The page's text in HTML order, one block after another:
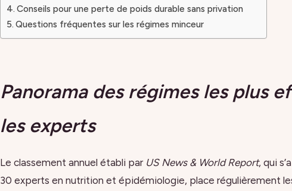
Conseils pour une perte de poids durable sans privation
Questions fréquentes sur les régimes minceur
Panorama des régimes les plus
les experts
Le classement annuel établi par US News & World Report, qui
30 experts en nutrition et épidémiologie, place régulièrement